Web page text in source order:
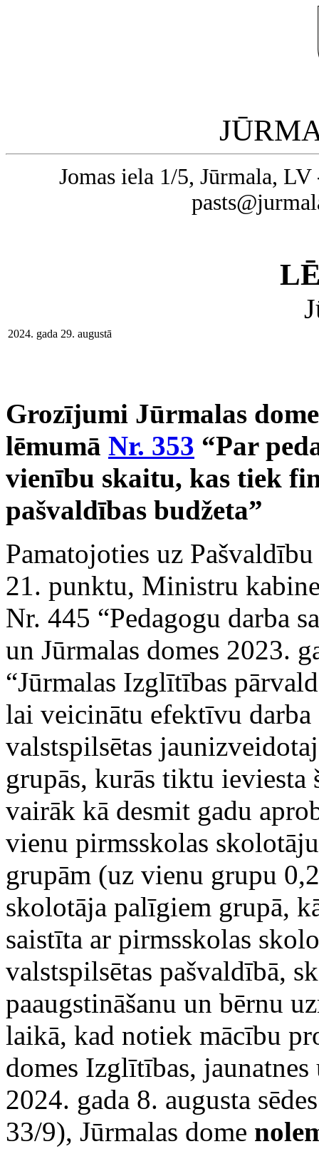
Jomas iela 1/5, Jūrmala,
2024. gada 29. augustā
Grozījumi Jūrmalas
lēmumā Nr. 353 “Par
vienību skaitu, kas tiek
pašvaldības budžeta”
Pamatojoties uz
21. punktu, Ministru
Nr. 445 “Pedagogu darba
un Jūrmalas domes 2023.
“Jūrmalas Izglītības
lai veicinātu efektīvu darba
valstspilsētas
grupās, kurās tiktu ieviesta
vairāk kā desmit gadu
vienu pirmsskolas
grupām (uz vienu grupu
skolotāja palīgiem grupā,
saistīta ar pirmsskolas
valstspilsētas pašvaldībā,
paaugstināšanu un bērnu
laikā, kad notiek mācību
domes Izglītības,
2024. gada 8. augusta
33/9), Jūrmalas dome